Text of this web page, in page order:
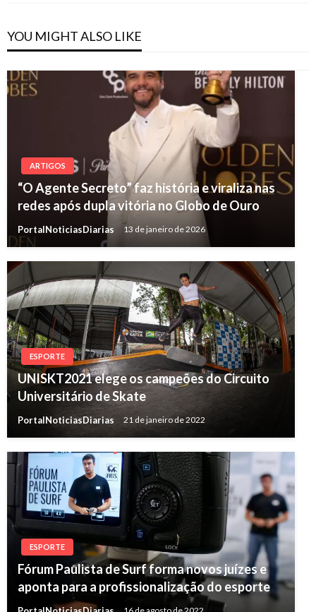
YOU MIGHT ALSO LIKE
ARTIGOS
“O Agente Secreto” faz história e viraliza nas
redes após dupla vitória no Globo de Ouro
PortalNoticiasDiarias 13 de janeiro de 2026
ESPORTE
UNISKT2021 elege os campeões do Circuito
Universitário de Skate
PortalNoticiasDiarias 21 de janeiro de 2022
ESPORTE
Fórum Paulista de Surf forma novos juízes e
aponta para a profissionalização do esporte